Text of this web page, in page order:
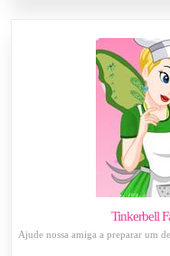
Tinkerbell
Ajude nossa amiga a preparar um